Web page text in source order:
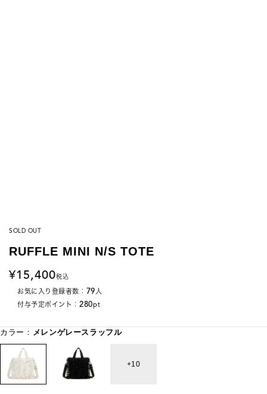
SOLD OUT
RUFFLE MINI N/S TOTE
15,400税込
お気に入り登録者数： 79人
付与予定ポイント： 280pt
カラー： メレンゲレースラッフル
10